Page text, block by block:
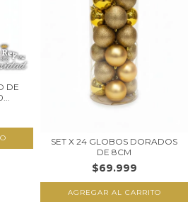
DE
SET X 24 GLOBOS DORADOS
DE 8CM
$69.999